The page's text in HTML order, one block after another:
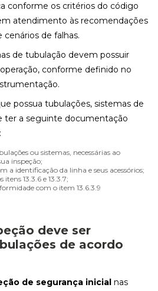
conforme os critérios do código
atendimento às recomendações
cenários de falhas.
de tubulação devem possuir
conforme definido no
possua tubulações, sistemas de
ter a seguinte documentação
ou sistemas, necessárias ao
inspeção;
a identificação da linha e seus acessórios;
13.3.6 e 13.3.7;
com o item 13.6.3.9
deve ser
de acordo
de segurança inicial nas